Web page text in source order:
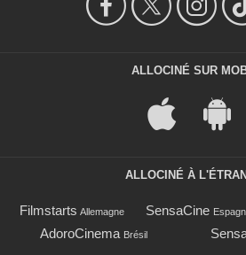
ALLOCINÉ SUR
ALLOCINÉ À
Filmstarts Allemagne SensaCine
AdoroCinema Brésil